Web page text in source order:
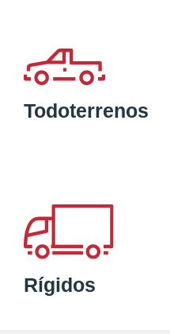
Todoterrenos
Rígidos